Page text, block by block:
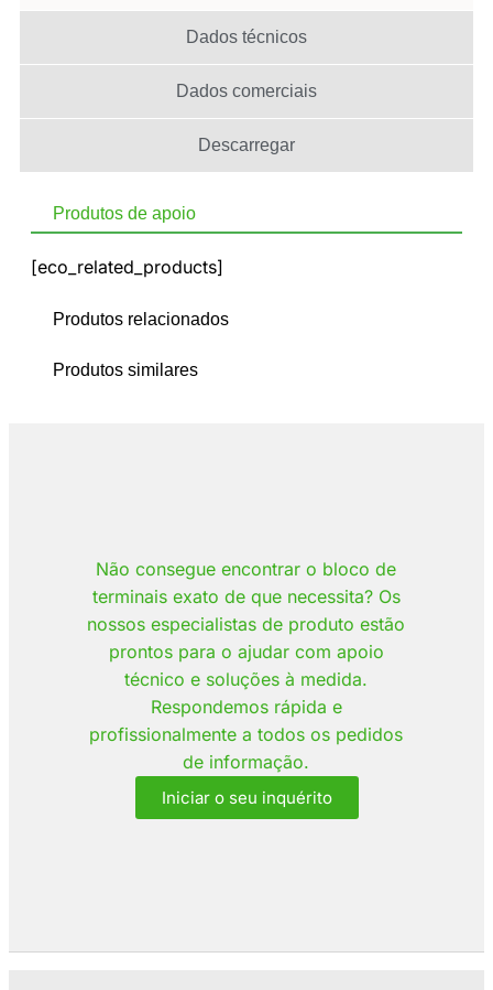
Dados técnicos
Dados comerciais
Descarregar
Produtos de apoio
Produtos relacionados
Produtos similares
[eco_related_products]
Não consegue encontrar o bloco de
terminais exato de que necessita? Os
nossos especialistas de produto estão
prontos para o ajudar com apoio
técnico e soluções à medida.
Respondemos rápida e
profissionalmente a todos os pedidos
de informação.
Iniciar o seu inquérito